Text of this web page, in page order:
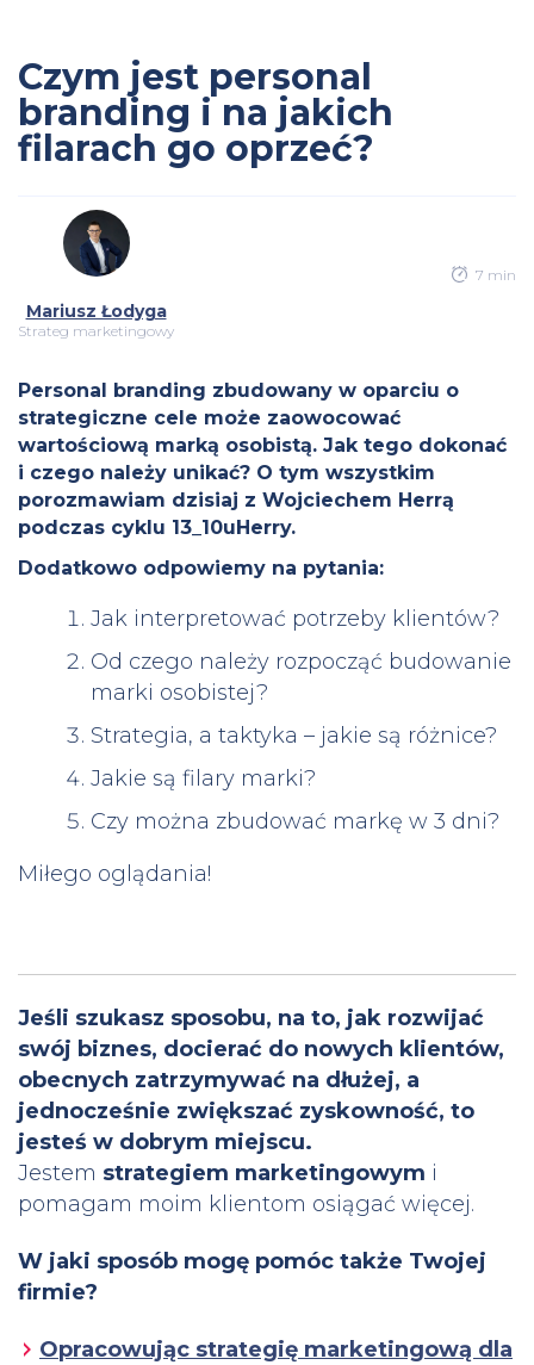
Czym jest personal
branding i na jakich
filarach go oprzeć?
Mariusz Łodyga
Strateg marketingowy
7 min
Personal branding zbudowany w oparciu o
strategiczne cele może zaowocować
wartościową marką osobistą. Jak tego dokonać
i czego należy unikać? O tym wszystkim
porozmawiam dzisiaj z Wojciechem Herrą
podczas cyklu 13_10uHerry.
Dodatkowo odpowiemy na pytania:
Jak interpretować potrzeby klientów?
Od czego należy rozpocząć budowanie
marki osobistej?
Strategia, a taktyka – jakie są różnice?
Jakie są filary marki?
Czy można zbudować markę w 3 dni?
Miłego oglądania!
Jeśli szukasz sposobu, na to, jak rozwijać
swój biznes, docierać do nowych klientów,
obecnych zatrzymywać na dłużej, a
jednocześnie zwiększać zyskowność, to
jesteś w dobrym miejscu.
Jestem strategiem marketingowym i
pomagam moim klientom osiągać więcej.
W jaki sposób mogę pomóc także Twojej
firmie?
Opracowując strategię marketingową dla